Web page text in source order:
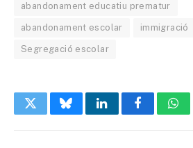
abandonament educatiu prematur
abandonament escolar immigració
Segregació escolar
TwitterBlueskyLinkedInFacebook